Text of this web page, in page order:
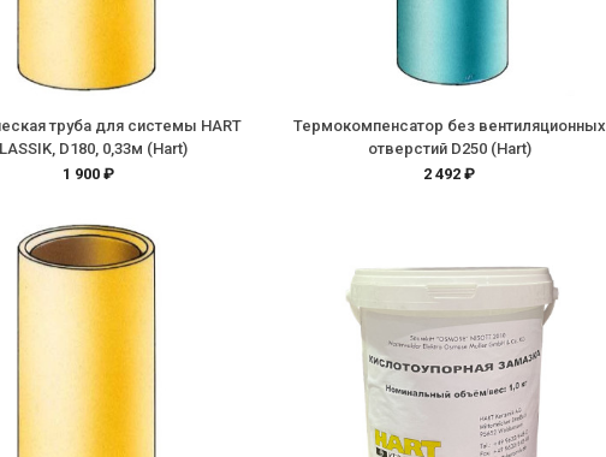
труба для системы HART
D180, 0,33м (Hart)
1 900 ₽
Термокомпенсатор без вентиляционных
отверстий D250 (Hart)
2 492 ₽